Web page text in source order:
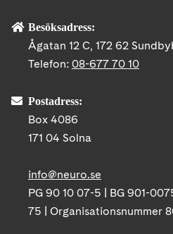
Besöksadress:
Ågatan 12 C, 172 62
Telefon: 08-677 70 10
Postadress:
Box 4086
171 04 Solna
info@neuro.se
PG 90 10 07-5 | BG 901-
75 | Organisationsnummer